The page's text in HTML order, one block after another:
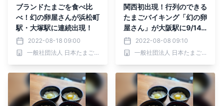
ブランドたまごを食べ比
べ！幻の卵屋さんが浜松町
駅・大塚駅に連続出現！
2022-08-18 09:00
一般社団法人 日本たまごかけごはん研究所
関西初出現！行列のできる
たまごバイキング「幻の卵
屋さん」が大阪駅に9/14
オープン！
2022-08-08 09:10
一般社団法人 日本たまごかけごはん研究所